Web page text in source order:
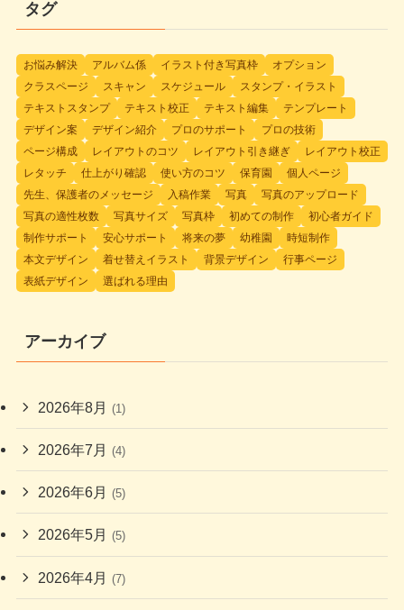
タグ
お悩み解決 アルバム係 イラスト付き写真枠
オプション
クラスページ
スキャン スケジュール
スタンプ・イラスト
テキストスタンプ
テキスト校正 テキスト編集
テンプレート
デザイン案
デザイン紹介 プロのサポート
プロの技術
ページ構成
レイアウトのコツ レイアウト引き継ぎ
レイアウト校正
レタッチ
仕上がり確認 使い方のコツ 保育園
個人ページ
先生、保護者のメッセージ
入稿作業 写真
写真のアップロード
写真の適性枚数
写真サイズ 写真枠 初めての制作
初心者ガイド
制作サポート
安心サポート 将来の夢 幼稚園
時短制作
本文デザイン
着せ替えイラスト 背景デザイン
行事ページ
表紙デザイン
選ばれる理由
アーカイブ
2026年8月 (1)
2026年7月 (4)
2026年6月 (5)
2026年5月 (5)
2026年4月 (7)